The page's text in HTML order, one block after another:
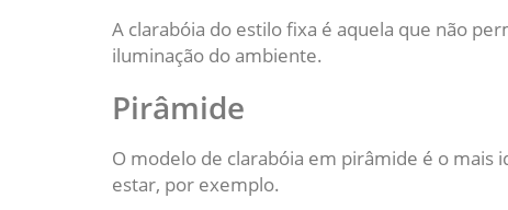
A clarabóia do estilo fixa é aquela que não
iluminação do ambiente.
Pirâmide
O modelo de clarabóia em pirâmide é o mais
estar, por exemplo.